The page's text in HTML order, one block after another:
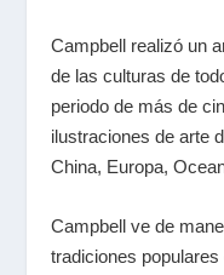
Campbell realizó un
de las culturas de
periodo de más de
ilustraciones de arte
China, Europa,
Campbell ve de
tradiciones